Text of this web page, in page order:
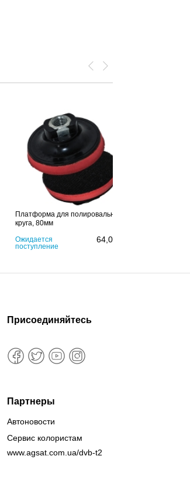
Платформа для полировального
круга, 80мм
Ожидается
поступление
64,00
Присоединяйтесь
Партнеры
Автоновости
Сервис колористам
www.agsat.com.ua/dvb-t2